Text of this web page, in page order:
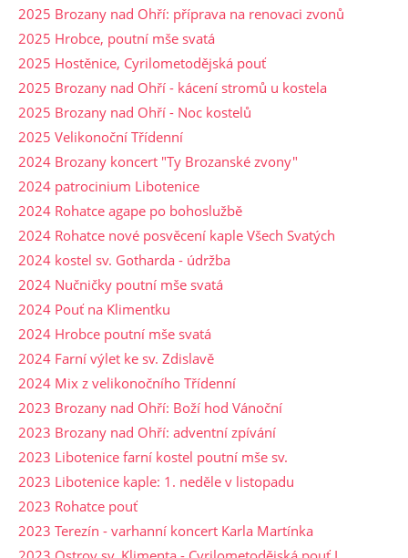
2025 Brozany nad Ohří: příprava na renovaci zvonů
2025 Hrobce, poutní mše svatá
2025 Hostěnice, Cyrilometodějská pouť
2025 Brozany nad Ohří - kácení stromů u kostela
2025 Brozany nad Ohří - Noc kostelů
2025 Velikonoční Třídenní
2024 Brozany koncert "Ty Brozanské zvony"
2024 patrocinium Libotenice
2024 Rohatce agape po bohoslužbě
2024 Rohatce nové posvěcení kaple Všech Svatých
2024 kostel sv. Gotharda - údržba
2024 Nučničky poutní mše svatá
2024 Pouť na Klimentku
2024 Hrobce poutní mše svatá
2024 Farní výlet ke sv. Zdislavě
2024 Mix z velikonočního Třídenní
2023 Brozany nad Ohří: Boží hod Vánoční
2023 Brozany nad Ohří: adventní zpívání
2023 Libotenice farní kostel poutní mše sv.
2023 Libotenice kaple: 1. neděle v listopadu
2023 Rohatce pouť
2023 Terezín - varhanní koncert Karla Martínka